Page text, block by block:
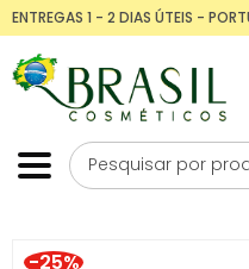
ENTREGAS 1 - 2 DIAS ÚTEIS -
-25%